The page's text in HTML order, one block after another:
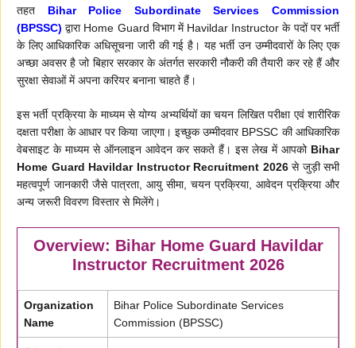
तहत Bihar Police Subordinate Services Commission
(BPSSC) द्वारा Home Guard विभाग में Havildar Instructor के पदों पर भर्ती
के लिए आधिकारिक अधिसूचना जारी की गई है। यह भर्ती उन उम्मीदवारों के लिए एक
अच्छा अवसर है जो बिहार सरकार के अंतर्गत सरकारी नौकरी की तैयारी कर रहे हैं और
सुरक्षा सेवाओं में अपना करियर बनाना चाहते हैं।
इस भर्ती प्रक्रिया के माध्यम से योग्य अभ्यर्थियों का चयन लिखित परीक्षा एवं शारीरिक
दक्षता परीक्षा के आधार पर किया जाएगा। इच्छुक उम्मीदवार BPSSC की आधिकारिक
वेबसाइट के माध्यम से ऑनलाइन आवेदन कर सकते हैं। इस लेख में आपको Bihar
Home Guard Havildar Instructor Recruitment 2026से जुड़ी सभी
महत्वपूर्ण जानकारी जैसे पात्रता, आयु सीमा, चयन प्रक्रिया, आवेदन प्रक्रिया और
अन्य जरूरी विवरण विस्तार से मिलेंगे।
Overview: Bihar Home Guard Havildar
Instructor Recruitment 2026
Organization
Name
Bihar Police Subordinate Services
Commission (BPSSC)